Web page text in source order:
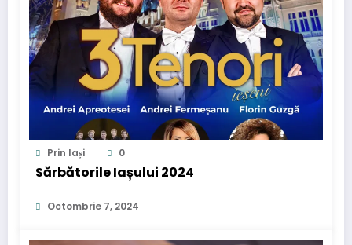
Prin Iași 0
Sărbătorile Iașului 2024
Octombrie 7, 2024